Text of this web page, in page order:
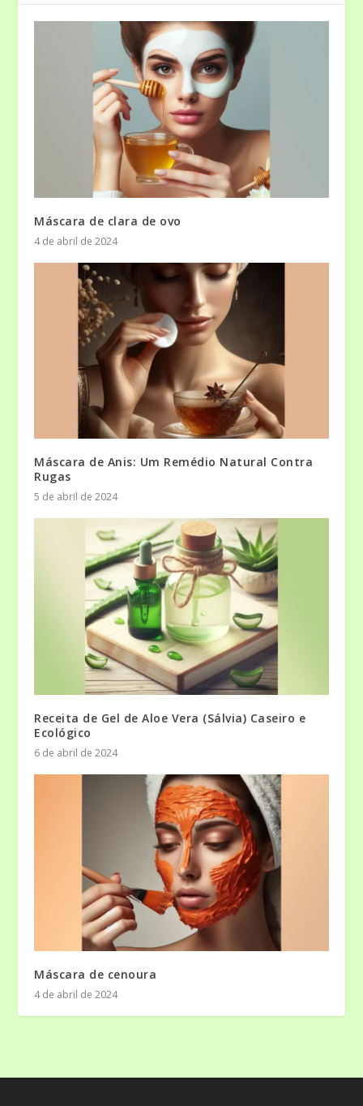
Máscara de clara de ovo
4 de abril de 2024
Máscara de Anis: Um Remédio Natural Contra
Rugas
5 de abril de 2024
Receita de Gel de Aloe Vera (Sálvia) Caseiro e
Ecológico
6 de abril de 2024
Máscara de cenoura
4 de abril de 2024